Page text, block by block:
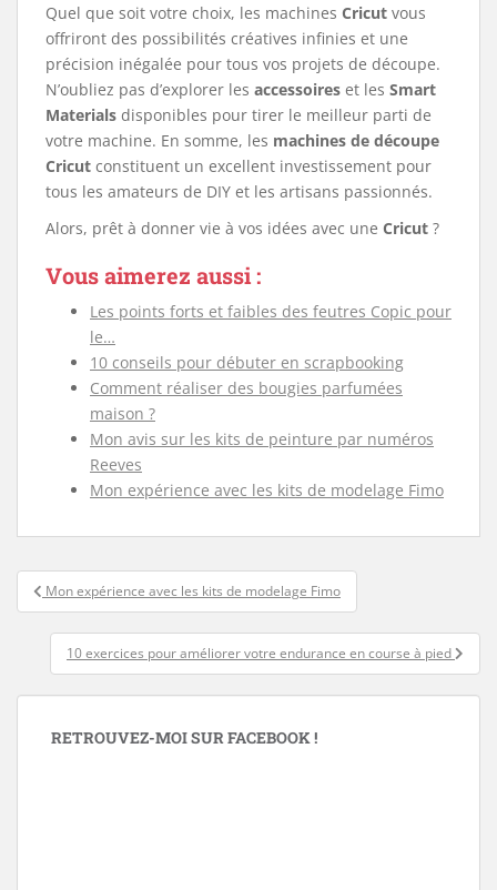
Quel que soit votre choix, les machines Cricut vous
offriront des possibilités créatives infinies et une
précision inégalée pour tous vos projets de découpe.
N’oubliez pas d’explorer les accessoires et les Smart
Materials disponibles pour tirer le meilleur parti de
votre machine. En somme, les machines de découpe
Cricut constituent un excellent investissement pour
tous les amateurs de DIY et les artisans passionnés.
Alors, prêt à donner vie à vos idées avec une Cricut ?
Vous aimerez aussi :
Les points forts et faibles des feutres Copic pour
le…
10 conseils pour débuter en scrapbooking
Comment réaliser des bougies parfumées
maison ?
Mon avis sur les kits de peinture par numéros
Reeves
Mon expérience avec les kits de modelage Fimo
Navigation
de
l’article
Mon expérience avec les kits de modelage Fimo
10 exercices pour améliorer votre endurance en course à pied
RETROUVEZ-MOI SUR FACEBOOK !